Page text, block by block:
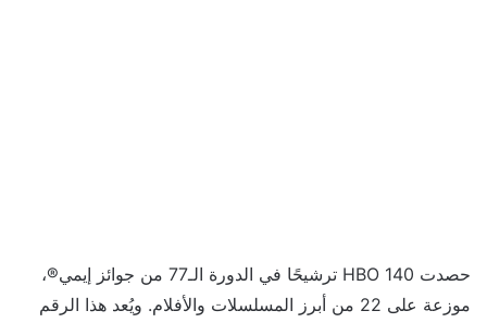
حصدت HBO 140 ترشيحًا في الدورة الـ77 من جوائز إيمي®،
موزعة على 22 من أبرز المسلسلات والأفلام. ويُعد هذا الرقم